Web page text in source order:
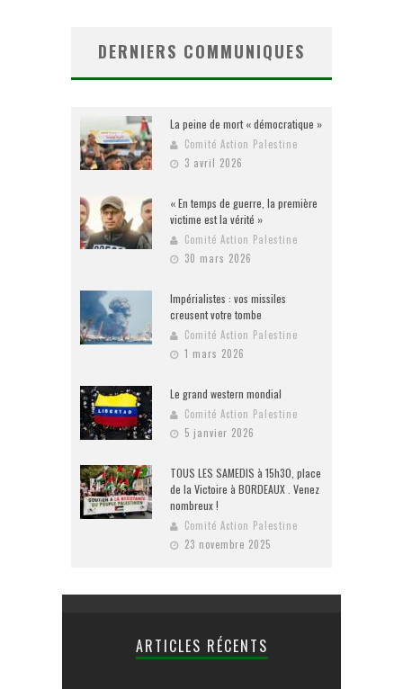
DERNIERS COMMUNIQUES
La peine de mort « démocratique »
Comité Action Palestine
3 avril 2026
« En temps de guerre, la première
victime est la vérité »
Comité Action Palestine
30 mars 2026
Impérialistes : vos missiles
creusent votre tombe
Comité Action Palestine
1 mars 2026
Le grand western mondial
Comité Action Palestine
5 janvier 2026
TOUS LES SAMEDIS à 15h30, place
de la Victoire à BORDEAUX . Venez
nombreux !
Comité Action Palestine
23 novembre 2025
ARTICLES RÉCENTS